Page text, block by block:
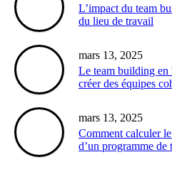
L’impact du team
du lieu de travail
mars 13, 2025
Le team building en
créer des équipes
mars 13, 2025
Comment calculer
d’un programme de